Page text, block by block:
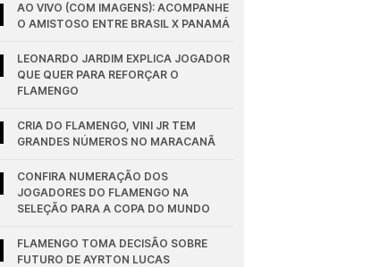
AO VIVO (COM IMAGENS): ACOMPANHE
O AMISTOSO ENTRE BRASIL X PANAMÁ
LEONARDO JARDIM EXPLICA JOGADOR
QUE QUER PARA REFORÇAR O
FLAMENGO
CRIA DO FLAMENGO, VINI JR TEM
GRANDES NÚMEROS NO MARACANÃ
CONFIRA NUMERAÇÃO DOS
JOGADORES DO FLAMENGO NA
SELEÇÃO PARA A COPA DO MUNDO
FLAMENGO TOMA DECISÃO SOBRE
FUTURO DE AYRTON LUCAS